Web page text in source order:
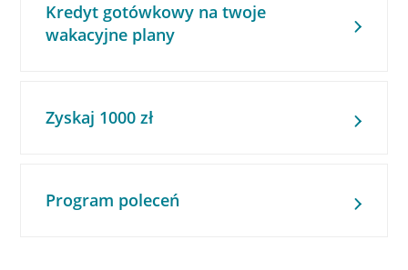
Kredyt gotówkowy na twoje
wakacyjne plany
Zyskaj 1000 zł
Program poleceń